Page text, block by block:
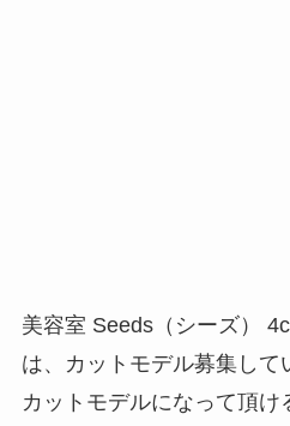
美容室 Seeds（シーズ）
は、カットモデル募集して
カットモデルになって頂け